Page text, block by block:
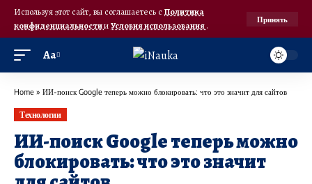
Используя этот сайт, вы соглашаетесь с Политика
конфиденциальностииУсловия использования.
Принять
Аа
Home » ИИ-поиск Google теперь можно блокировать: что это значит для сайтов
Технологии
ИИ-поиск Google теперь можно
блокировать: что это значит